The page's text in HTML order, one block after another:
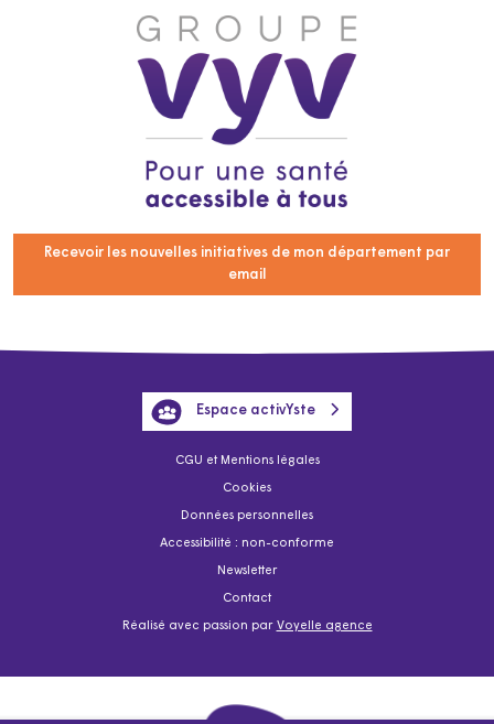
Recevoir les nouvelles initiatives de mon département par
email
CGU et Mentions légales
Cookies
Données personnelles
Accessibilité : non-conforme
Newsletter
Contact
Réalisé avec passion par Voyelle agence
Espace activYste